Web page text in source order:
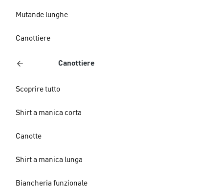
Mutande lunghe
Canottiere
Canottiere
Scoprire tutto
Shirt a manica corta
Canotte
Shirt a manica lunga
Biancheria funzionale